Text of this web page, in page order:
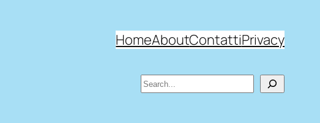
HomeAboutContattiPrivacy
Search